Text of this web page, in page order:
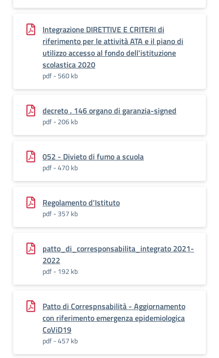
Integrazione DIRETTIVE E CRITERI di
riferimento per le attività ATA e il piano di
utilizzo accesso al fondo dell'istituzione
scolastica 2020
pdf - 560 kb
decreto . 146 organo di garanzia-signed
pdf - 206 kb
052 - Divieto di fumo a scuola
pdf - 470 kb
Regolamento d'Istituto
pdf - 357 kb
patto_di_corresponsabilita_integrato 2021-
2022
pdf - 192 kb
Patto di Correspnsabilità - Aggiornamento
con riferimento emergenza epidemiologica
CoViD19
pdf - 457 kb